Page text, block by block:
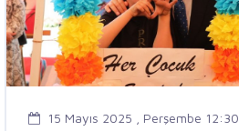
15 Mayıs 2025 , Perşembe 12:30